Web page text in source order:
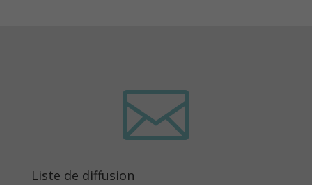

Liste de diffusion